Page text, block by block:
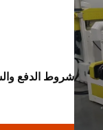
شروط الدفع